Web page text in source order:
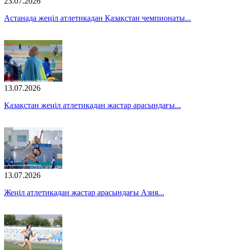
Астанада жеңіл атлетикадан Қазақстан чемпионаты...
13.07.2026
Қазақстан жеңіл атлетикадан жастар арасындағы...
13.07.2026
Жеңіл атлетикадан жастар арасындағы Азия...